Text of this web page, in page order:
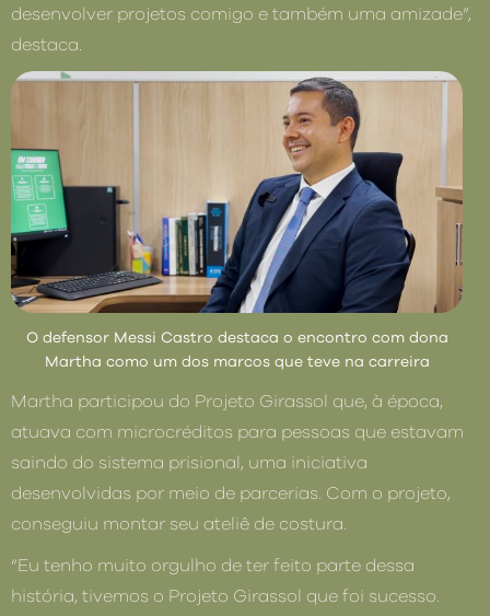
desenvolver projetos comigo e também uma amizade”,
destaca.
O defensor Messi Castro destaca o encontro com dona
Martha como um dos marcos que teve na carreira
Martha participou do Projeto Girassol que, à época,
atuava com microcréditos para pessoas que estavam
saindo do sistema prisional, uma iniciativa
desenvolvidas por meio de parcerias. Com o projeto,
conseguiu montar seu ateliê de costura.
“Eu tenho muito orgulho de ter feito parte dessa
história, tivemos o Projeto Girassol que foi sucesso.